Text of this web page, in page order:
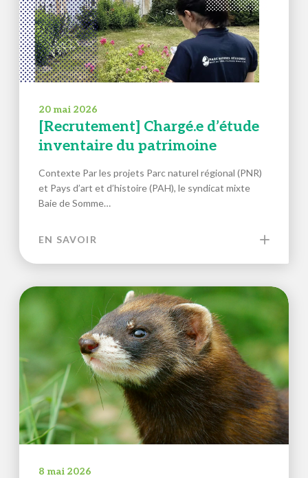
20 mai 2026
[Recrutement] Chargé.e d’étude
inventaire du patrimoine
Contexte Par les projets Parc naturel régional (PNR)
et Pays d’art et d’histoire (PAH), le syndicat mixte
Baie de Somme…
EN SAVOIR
8 mai 2026